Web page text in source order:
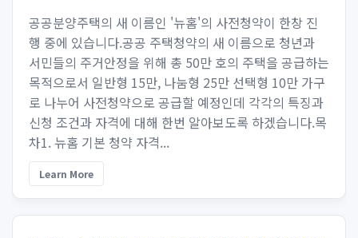
공공분양주택의 새 이름인 '뉴홈'의 사전청약이 한창 진
행 중에 있습니다.공공 주택청약의 새 이름으로 청년과
서민들의 주거안정을 위해 총 50만 호의 주택을 공급하는
목적으로서 일반형 15만, 나눔형 25만 선택형 10만 가구
로 나누어 사전청약으로 공급할 예정인데 각각의 특징과
신청 조건과 자격에 대해 한번 알아보도록 하겠습니다.목
차1. 뉴홈 기본 청약 자격...
Learn More